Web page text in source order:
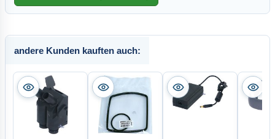
andere Kunden kauften auch: